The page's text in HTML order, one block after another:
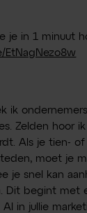
je in 1 minuut
EtNagNezo8w
ik
Zelden hoor
Als je tien-
moet je
je snel kan
Dit begint met
AI in jullie